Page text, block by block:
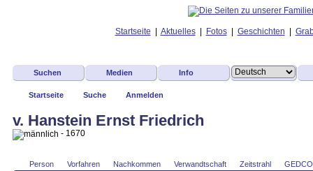
Startseite Aktuelles| Fotos| Geschichten
Suchen Medien Info
Startseite Suche Anmelden
v. Hanstein Ernst Friedrich
- 1670
Person Vorfahren Nachkommen Verwandtschaft Zeitstrahl